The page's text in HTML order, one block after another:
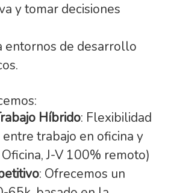
y tomar decisiones
entornos de desarrollo
Híbrido: Flexibilidad
trabajo en oficina y
J-V 100% remoto)
: Ofrecemos un